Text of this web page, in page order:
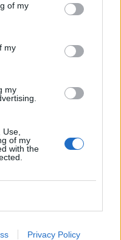
of my
my
my
of my
with the
Privacy Policy
1